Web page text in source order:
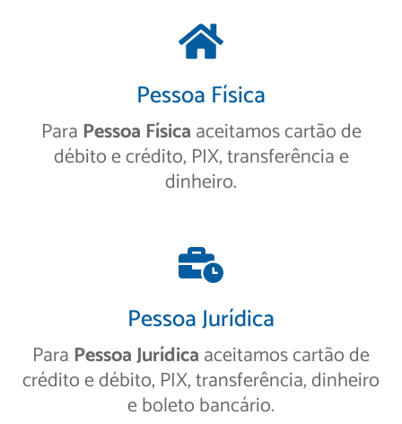
Pessoa Física
Para Pessoa Físicaaceitamos cartão de
débito e crédito, PIX, transferência e
dinheiro.
Pessoa Jurídica
Para Pessoa Jurídicaaceitamos cartão de
crédito e débito, PIX, transferência, dinheiro
e boleto bancário.